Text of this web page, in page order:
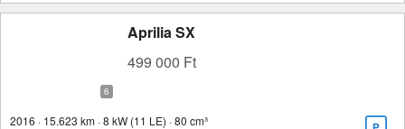
Aprilia SX
499 000 Ft
2016 · 15.623 km · 8 kW (11 LE) · 80 cm³